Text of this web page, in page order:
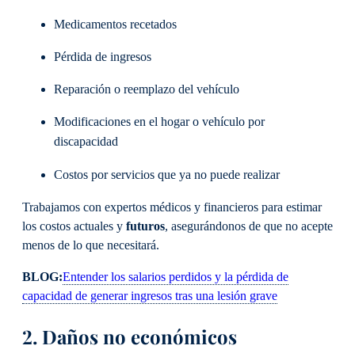
Medicamentos recetados
Pérdida de ingresos
Reparación o reemplazo del vehículo
Modificaciones en el hogar o vehículo por
discapacidad
Costos por servicios que ya no puede realizar
Trabajamos con expertos médicos y financieros para estimar
los costos actuales y futuros, asegurándonos de que no acepte
menos de lo que necesitará.
BLOG:Entender los salarios perdidos y la pérdida de
capacidad de generar ingresos tras una lesión grave
2. Daños no económicos